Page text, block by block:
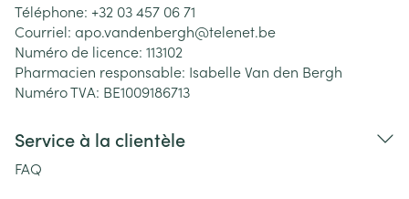
Téléphone: +32 03 457 06 71
Courriel: apo.vandenbergh@telenet.be
Numéro de licence: 113102
Pharmacien responsable: Isabelle Van den Bergh
Numéro TVA: BE1009186713
Service à la clientèle
FAQ